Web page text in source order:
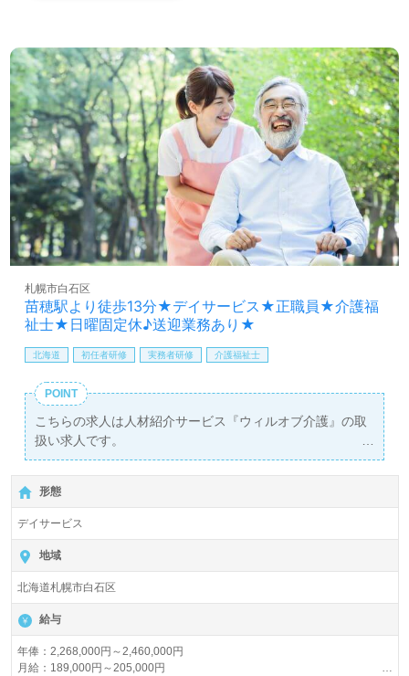
苗穂駅より徒歩13分★デイサービス★正職員★介護福
祉士★日曜固定休♪送迎業務あり★
札幌市白石区
北海道 初任者研修 実務者研修 介護福祉士
POINT
こちらの求人は人材紹介サービス『ウィルオブ介護』の取
扱い求人です。
詳細に関してお気軽にご相談ください♪
【無料】で皆さんの転職活動をサポートいたします。
形態
デイサービス
地域
北海道札幌市白石区
給与
年俸：2,268,000円～2,460,000円
月給：189,000円～205,000円